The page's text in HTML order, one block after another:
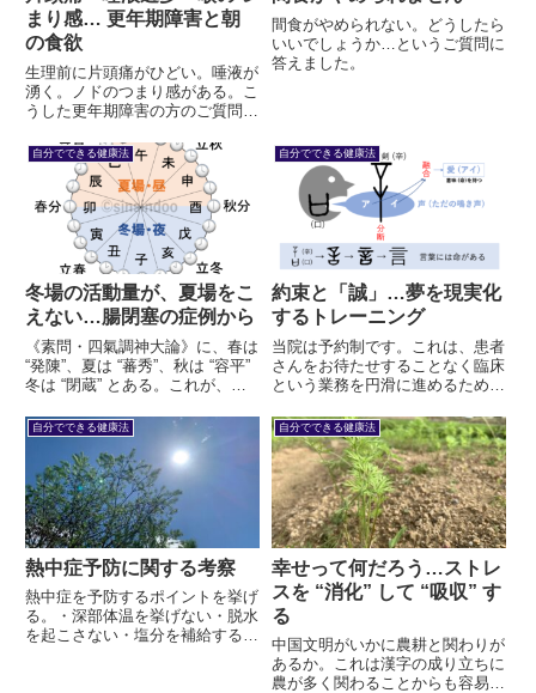
まり感… 更年期障害と朝
の食欲
生理前に片頭痛がひどい。唾液が
湧く。ノドのつまり感がある。こ
うした更年期障害の方のご質問
た。この方は朝の食欲がなく、こ
れは脾の弱りを示します。脾の弱
りをベースとして起こる様々な症
状をご説明します。
間食がやめられない。どうしたら
いいでしょうか…というご質問に
答えました。
自分でできる健康法
冬場の活動量が、夏場をこ
えない…腸閉塞の症例から
《素問・四氣調神大論》に、春は
“発陳”、夏は “蕃秀”、秋は “容平”
冬は “閉蔵” とある。これが、冬
ない文献的な根拠となる。臨床を
交えて解説したい。
自分でできる健康法
約束と「誠」…夢を現実化
するトレーニング
当院は予約制です。これは、患者
さんをお待たせすることなく臨床
という業務を円滑に進めるためで
せん。約束。それを守るトレーニ
ングでもあります。
自分でできる健康法
熱中症予防に関する考察
熱中症を予防するポイントを挙げ
る。・深部体温を挙げない・脱水
を起こさない・塩分を補給するこ
自分でできる健康法
幸せって何だろう…ストレ
スを “消化” して “吸収” す
る
中国文明がいかに農耕と関わりが
あるか。これは漢字の成り立ちに
農が多く関わることからも容易に